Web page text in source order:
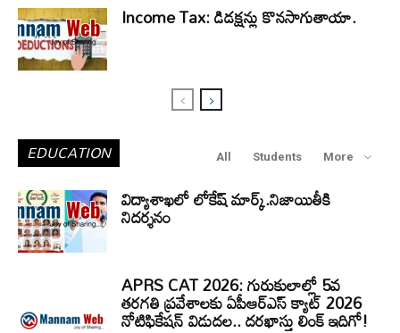
Income Tax: డిడక్షన్లు కొనసాగుతాయా.
EDUCATION All Students More
విద్యాశాఖలో లోకేష్ మార్క్.నిజాయితీకి
నిదర్శనం
APRS CAT 2026: గురుకులాల్లో 5వ
తరగతి ప్రవేశాలకు ఏపీఆర్‌ఎస్‌ క్యాట్‌ 2026
నోటిఫికేషన్‌ విడుదల.. దరఖాస్తు లింక్‌ ఇదిగో!